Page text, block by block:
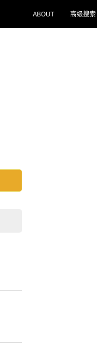
ABOUT 高级搜索